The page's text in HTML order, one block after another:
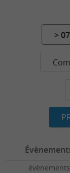
>
évènements